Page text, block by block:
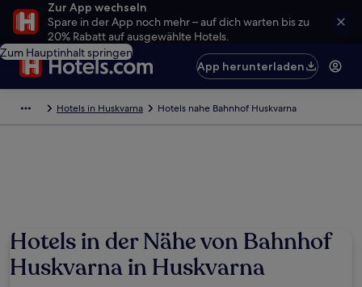
Zur App wechseln
Spare in der App noch mehr – auf dich warten bis zu
20% Rabatt auf ausgewählte Hotels.
Zum Hauptinhalt springen
App herunterladen
Hotels in Huskvarna Hotels nahe Bahnhof Huskvarna
Hotels in der Nähe von Bahnhof
Huskvarna in Huskvarna